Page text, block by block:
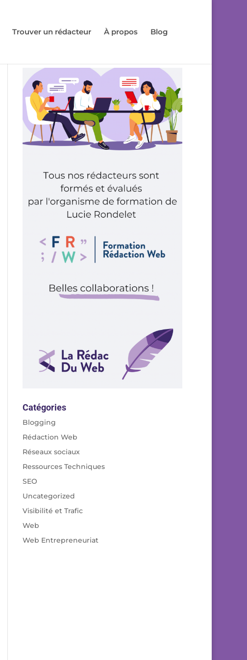
Trouver un rédacteur À propos Blog
Catégories
Blogging
Rédaction Web
Réseaux sociaux
Ressources Techniques
SEO
Uncategorized
Visibilité et Trafic
Web
Web Entrepreneuriat